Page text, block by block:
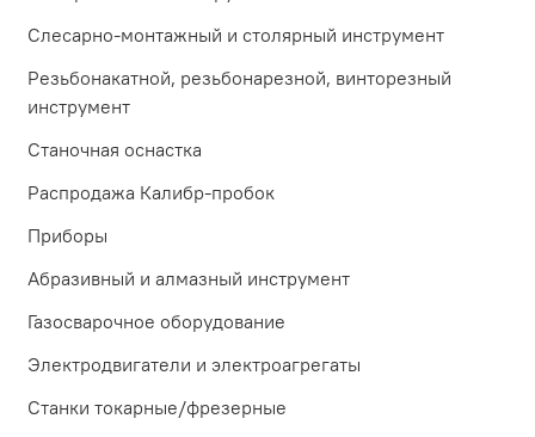
Слесарно-монтажный и столярный инструмент
Резьбонакатной, резьбонарезной, винторезный
инструмент
Станочная оснастка
Распродажа Калибр-пробок
Приборы
Абразивный и алмазный инструмент
Газосварочное оборудование
Электродвигатели и электроагрегаты
Станки токарные/фрезерные